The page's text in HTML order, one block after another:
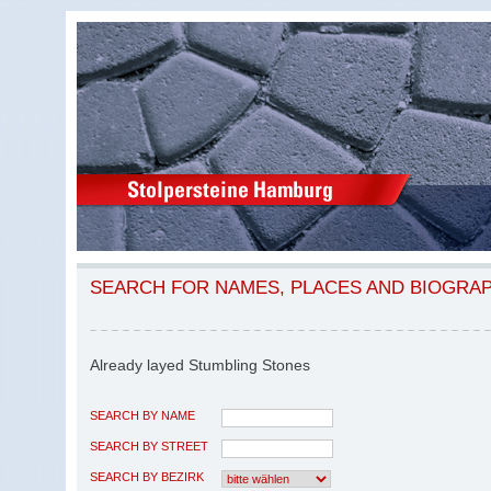
SEARCH FOR NAMES, PLACES AND
Already layed Stumbling Stones
SEARCH BY NAME
SEARCH BY STREET
SEARCH BY BEZIRK